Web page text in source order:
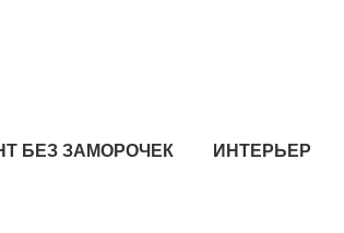
БЕЗ ЗАМОРОЧЕК ИНТЕРЬЕР